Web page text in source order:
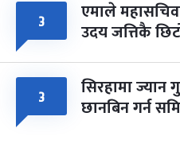
३ एमाले
उदय जत्तिकै
३ सिरहामा ज्यान
छानबिन गर्न